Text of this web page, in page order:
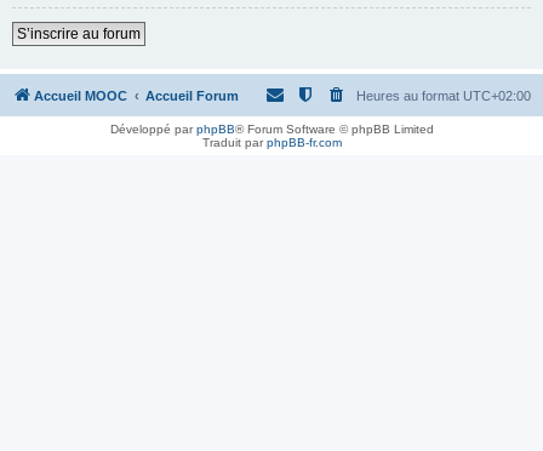
S’inscrire au forum
Accueil MOOC Accueil Forum Heures au format UTC+02:00
Développé parphpBB® Forum Software © phpBB Limited
Traduit parphpBB-fr.com